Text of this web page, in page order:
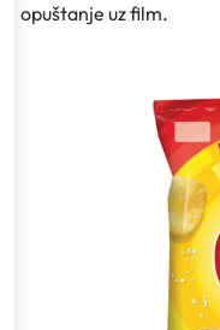
opuštanje uz film.